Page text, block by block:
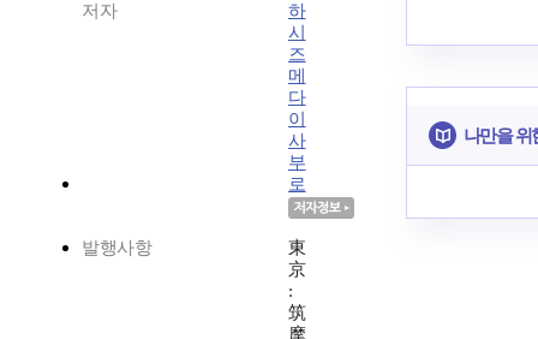
저자
하
시
즈
메
다
이
사
부
로
발행사항
東
京
:
筑
摩
나만을 위